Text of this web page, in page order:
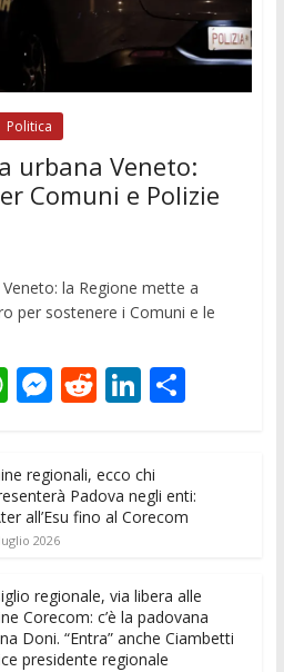
Politica
urbana Veneto:
Comuni e Polizie
la Regione mette a
per sostenere i Comuni e le
W
s
A
p
p
M
ss
e
n
er
R
di
t
Li
k
e
dI
C
di
vi
regionali, ecco chi
Padova negli enti:
all’Esu fino al Corecom
2026
regionale, via libera alle
Corecom: c’è la padovana
Doni. “Entra” anche Ciambetti
presidente regionale